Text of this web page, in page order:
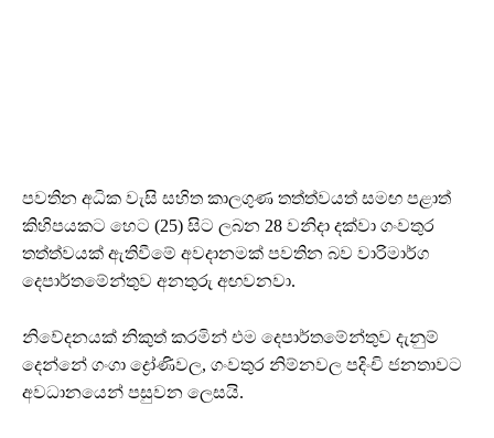
පවතින අධික වැසි සහිත කාලගුණ තත්ත්වයත් සමඟ පළාත්
කිහිපයකට හෙට (25) සිට ලබන 28 වනිදා දක්වා ගංවතුර
තත්ත්වයක් ඇතිවීමේ අවදානමක් පවතින බව වාරිමාර්ග
දෙපාර්තමේන්තුව අනතුරු අඟවනවා.
නිවේදනයක් නිකුත් කරමින් එම දෙපාර්තමේන්තුව දැනුම්
දෙන්නේ ගංගා ද්‍රෝණිවල, ගංවතුර නිම්නවල පදිංචි ජනතාවට
අවධානයෙන් පසුවන ලෙසයි.